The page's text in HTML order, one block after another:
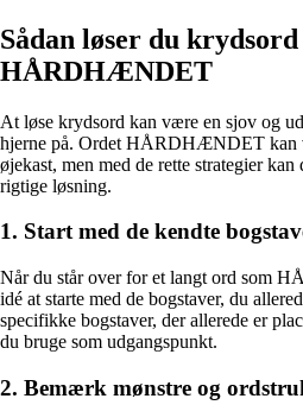
Sådan løser du krydsord
HÅRDHÆNDET
At løse krydsord kan være en sjov og
hjerne på. Ordet HÅRDHÆNDET kan
øjekast, men med de rette strategier
rigtige løsning.
1. Start med de kendte
Når du står over for et langt ord som
idé at starte med de bogstaver, du
specifikke bogstaver, der allerede er
du bruge som udgangspunkt.
2. Bemærk mønstre og